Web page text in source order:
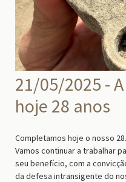
21/05/2025 -
hoje 28 anos
Completamos hoje o nosso
Vamos continuar a trabalhar
seu benefício, com a
da defesa intransigente do